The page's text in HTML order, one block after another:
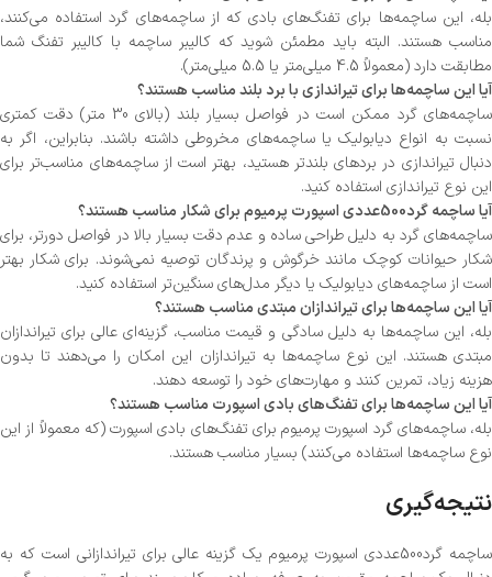
بله، این ساچمه‌ها برای تفنگ‌های بادی که از ساچمه‌های گرد استفاده می‌کنند،
مناسب هستند. البته باید مطمئن شوید که کالیبر ساچمه با کالیبر تفنگ شما
مطابقت دارد (معمولاً 4.5 میلی‌متر یا 5.5 میلی‌متر).
آیا این ساچمه‌ها برای تیراندازی با برد بلند مناسب هستند؟
ساچمه‌های گرد ممکن است در فواصل بسیار بلند (بالای 30 متر) دقت کمتری
نسبت به انواع دیابولیک یا ساچمه‌های مخروطی داشته باشند. بنابراین، اگر به
دنبال تیراندازی در بردهای بلندتر هستید، بهتر است از ساچمه‌های مناسب‌تر برای
این نوع تیراندازی استفاده کنید.
آیا ساچمه گرد500عددی اسپورت پرمیوم برای شکار مناسب هستند؟
ساچمه‌های گرد به دلیل طراحی ساده و عدم دقت بسیار بالا در فواصل دورتر، برای
شکار حیوانات کوچک مانند خرگوش و پرندگان توصیه نمی‌شوند. برای شکار بهتر
است از ساچمه‌های دیابولیک یا دیگر مدل‌های سنگین‌تر استفاده کنید.
آیا این ساچمه‌ها برای تیراندازان مبتدی مناسب هستند؟
بله، این ساچمه‌ها به دلیل سادگی و قیمت مناسب، گزینه‌ای عالی برای تیراندازان
مبتدی هستند. این نوع ساچمه‌ها به تیراندازان این امکان را می‌دهند تا بدون
هزینه زیاد، تمرین کنند و مهارت‌های خود را توسعه دهند.
آیا این ساچمه‌ها برای تفنگ‌های بادی اسپورت مناسب هستند؟
بله، ساچمه‌های گرد اسپورت پرمیوم برای تفنگ‌های بادی اسپورت (که معمولاً از این
نوع ساچمه‌ها استفاده می‌کنند) بسیار مناسب هستند.
نتیجه‌گیری
ساچمه گرد500عددی اسپورت پرمیوم یک گزینه عالی برای تیراندازانی است که به